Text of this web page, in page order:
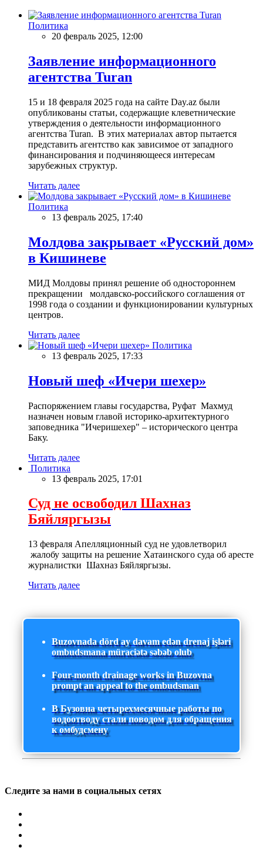
Политика
20 февраль 2025, 12:00
Заявление информационного
агентства Turan
15 и 18 февраля 2025 года на сайте Day.az были
опубликованы статьи, содержащие клеветнические
утверждения о деятельности информационного
агентства Turan. В этих материалах автор пытается
представить агентство как зависимое от западного
финансирования и подчиняющееся интересам
зарубежных структур.
Читать далее
Политика
13 февраль 2025, 17:40
Молдова закрывает «Русский дом»
в Кишиневе
МИД Молдовы принял решение об одностороннем
прекращении молдавско-российского соглашения от
1998 года о создании и функционировании культурных
центров.
Читать далее
Политика
13 февраль 2025, 17:33
Новый шеф «Ичери шехер»
Распоряжением главы государства, Руфат Махмуд
назначен новым главой историко-архитектурного
заповедника "Ичеришехер" – исторического центра
Баку.
Читать далее
Политика
13 февраль 2025, 17:01
Суд не освободил Шахназ
Бяйляргызы
13 февраля Апелляционный суд не удовлетворил
жалобу защиты на решение Хатаинского суда об аресте
журналистки Шахназ Бяйляргызы.
Читать далее
Buzovnada dörd ay davam edən drenaj işləri
ombudsmana müraciətə səbəb olub
Four-month drainage works in Buzovna
prompt an appeal to the ombudsman
В Бузовна четырехмесячные работы по
водоотводу стали поводом для обращения
к омбудсмену
Следите за нами в социальных сетях